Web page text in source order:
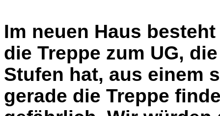
Im neuen Haus
die Treppe zum UG,
Stufen hat, aus einem
gerade die Treppe